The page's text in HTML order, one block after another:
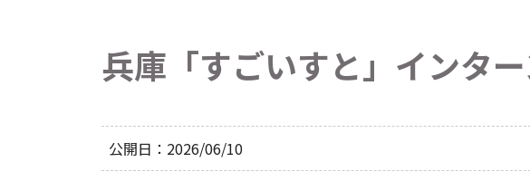
兵庫「すごいすと」インタ
公開日 2026/06/10